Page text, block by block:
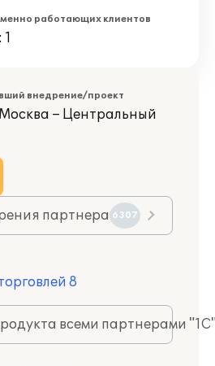
работающих клиентов
внедрение/проект
– Центральный
партнера 6307
8
всеми партнерами